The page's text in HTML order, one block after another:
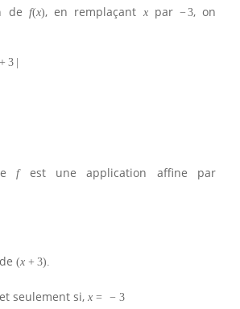
de f(x), en remplaçant xpar− 3, on
+ 3
fest une application affine par
(x + 3).
seulement si, x = − 3